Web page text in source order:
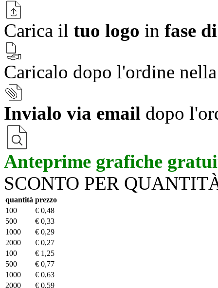
Carica il tuo logo in fase
Caricalo dopo l'ordine
Invialo via email dopo
Anteprime grafiche
SCONTO PER
quantità prezzo
100
€ 0,48
500
€ 0,33
1000
€ 0,29
2000
€ 0,27
100
€ 1,25
500
€ 0,77
1000
€ 0,63
2000
€ 0,59